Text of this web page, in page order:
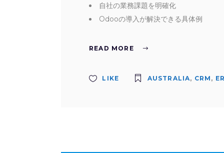
自社の業務課題を明確化
Odooの導入が解決できる具体例
READ MORE
LIKE AUSTRALIA, CRM ,